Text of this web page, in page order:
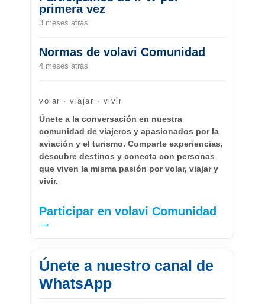
primera vez
3 meses atrás
Normas de volavi Comunidad
4 meses atrás
volar · viajar · vivir
Únete a la conversación en nuestra
comunidad de viajeros y apasionados por la
aviación y el turismo. Comparte experiencias,
descubre destinos y conecta con personas
que viven la misma pasión por volar, viajar y
vivir.
Participar en volavi Comunidad
→
Únete a nuestro canal de
WhatsApp